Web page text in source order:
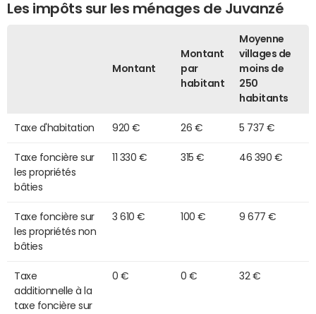
Les impôts sur les ménages de Juvanzé
Montant
Montant
par
habitant
Moyenne
villages de
moins de
250
habitants
Taxe d'habitation 920 € 26 € 5 737 €
Taxe foncière sur
les propriétés
bâties
11 330 € 315 € 46 390 €
Taxe foncière sur
les propriétés non
bâties
3 610 € 100 € 9 677 €
Taxe
additionnelle à la
taxe foncière sur
0 € 0 € 32 €